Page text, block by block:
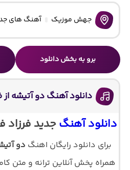
جهش موزیک آهنگ های
برو به بخش دانلود
دانلود آهنگ دو آتیشه از
دانلود آهنگجدید فرزاد
برای دانلود رایگان اهنگ دو
همراه پخش آنلاین ترانه و متن